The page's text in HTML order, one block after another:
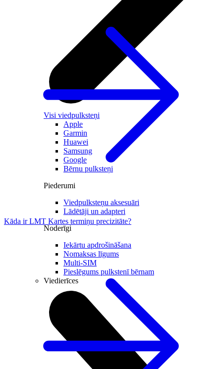
Visi viedpulksteņi
Apple
Garmin
Huawei
Samsung
Google
Bērnu pulksteņi
Piederumi
Viedpulksteņu aksesuāri
Lādētāji un adapteri
Noderīgi
Iekārtu apdrošināšana
Nomaksas līgums
Multi-SIM
Pieslēgums pulkstenī bērnam
Viedierīces
Kāda ir LMT Kartes termiņu precizitāte?